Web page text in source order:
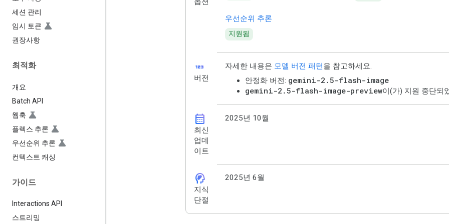
세션 관리
임시 토큰
권장사항
최적화
개요
Batch API
웹훅
플렉스 추론
우선순위 추론
컨텍스트 캐싱
가이드
Interactions API
스트리밍
우선순위 추론
지원됨
123
버전
자세한 내용은 모델 버전 패턴을 참고하세요.
안정화 버전: gemini-2.5-flash-image
gemini-2.5-flash-image-preview이(가) 지원 중단되
calendar_month
최신
업데
이트
2025년 10월
cognition_2
지식
단절
2025년 6월